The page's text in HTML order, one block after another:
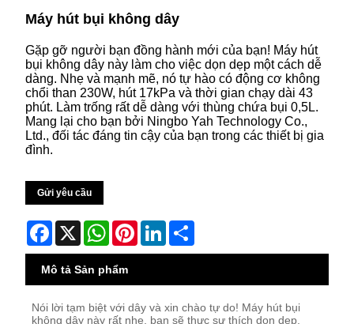
Máy hút bụi không dây
Gặp gỡ người bạn đồng hành mới của bạn! Máy hút
bụi không dây này làm cho việc dọn dẹp một cách dễ
dàng. Nhẹ và mạnh mẽ, nó tự hào có động cơ không
chổi than 230W, hút 17kPa và thời gian chạy dài 43
phút. Làm trống rất dễ dàng với thùng chứa bụi 0,5L.
Mang lại cho bạn bởi Ningbo Yah Technology Co.,
Ltd., đối tác đáng tin cậy của bạn trong các thiết bị gia
đình.
Gửi yêu cầu
Facebook
X WhatsApp
PinterestLinkedIn
Mô tả Sản phẩm
Nói lời tạm biệt với dây và xin chào tự do! Máy hút bụi
không dây này rất nhẹ, bạn sẽ thực sự thích dọn dẹp.